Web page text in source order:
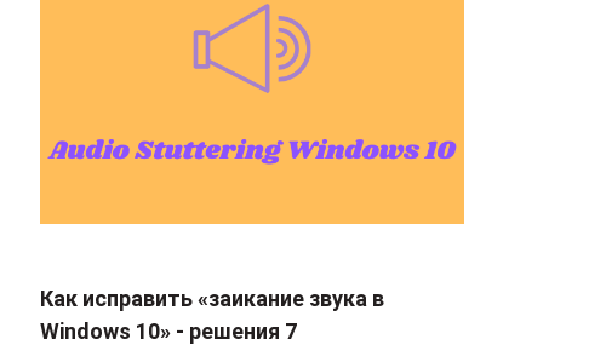
Как исправить «заикание звука в
Windows 10» - решения 7